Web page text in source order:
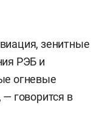
зенитные
РЭБ и
огневые
говорится в